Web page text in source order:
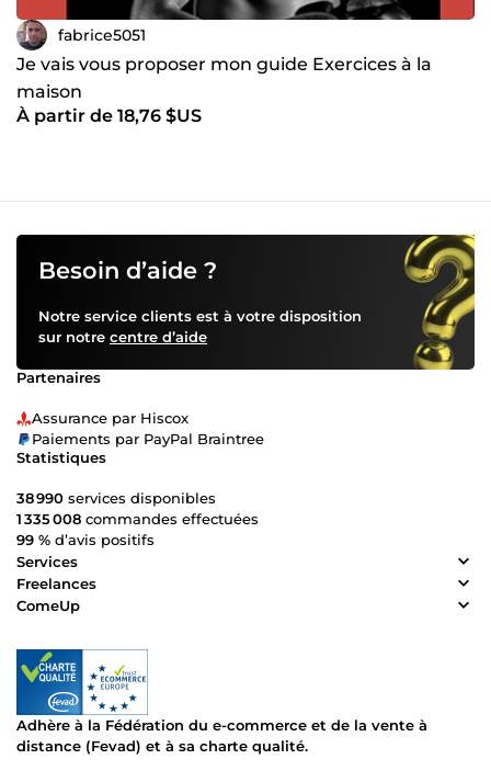
fabrice5051
Je vais vous proposer mon guide Exercices à la
maison
À partir de 18,76 $US
Besoin d’aide ?
Notre service clients est à votre disposition
sur notre centre d’aide
Partenaires
Assurance par Hiscox
Paiements par PayPal Braintree
Statistiques
38 990 services disponibles
1 335 008 commandes effectuées
99 % d’avis positifs
Services
Freelances
ComeUp
Adhère à la Fédération du e-commerce et de la vente à
distance (Fevad) et à sa charte qualité.